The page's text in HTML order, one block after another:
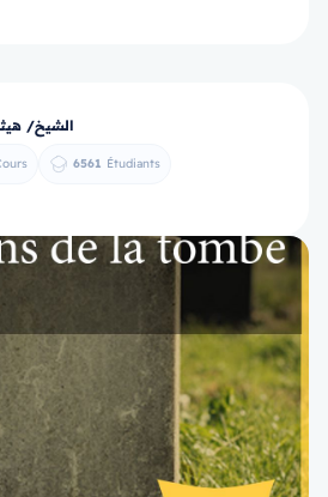
الشيخ/
6561 Étudiants